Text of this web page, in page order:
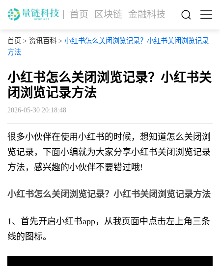
首页 区块链 金融科技
首页 > 资讯百科> 小红书怎么关闭浏览记录？小红书关闭浏览记录
方法
小红书怎么关闭浏览记录？小红书关
闭浏览记录方法
2026-05-30 20:18:48
很多小伙伴在使用小红书的时候，想知道怎么关闭浏
览记录，下面小编就为大家分享小红书关闭浏览记录
方法，感兴趣的小伙伴不要错过哦!
小红书怎么关闭浏览记录？小红书关闭浏览记录方法
1、首先开启小红书app，从我页面中点击左上角三条
线的图标。